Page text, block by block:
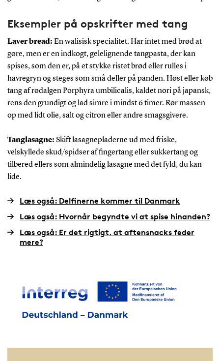
Eksempler på opskrifter med tang
Laver bread: En walisisk specialitet. Har intet med brød at
gøre, men er en indkogt, gelelignende tangpasta, der kan
spises, som den er, på et stykke ristet brød eller rulles i
havregryn og steges som små deller på panden. Høst eller køb
tang af rødalgen Porphyra umbilicalis, kaldet nori på japansk,
rens den grundigt og lad simre i mindst 6 timer. Rør massen
op med lidt olie, salt og citron eller andre smagsgivere.
Tanglasagne: Skift lasagnepladerne ud med friske,
velskyllede skud/spidser af fingertang eller sukkertang og
tilbered ellers som almindelig lasagne med det fyld, du kan
lide.
Læs også: Delfinerne kommer til Danmark
Læs også: Hvornår begyndte vi at spise hinanden?
Læs også: Er det rigtigt, at aftensnacks feder
mere?